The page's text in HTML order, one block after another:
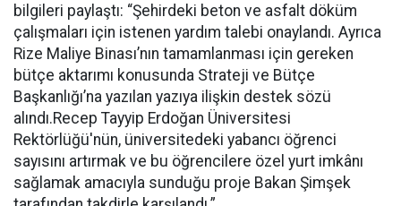
bilgileri paylaştı: “Şehirdeki beton ve asfalt döküm
çalışmaları için istenen yardım talebi onaylandı. Ayrıca
Rize Maliye Binası’nın tamamlanması için gereken
bütçe aktarımı konusunda Strateji ve Bütçe
Başkanlığı’na yazılan yazıya ilişkin destek sözü
alındı.Recep Tayyip Erdoğan Üniversitesi
Rektörlüğü'nün, üniversitedeki yabancı öğrenci
sayısını artırmak ve bu öğrencilere özel yurt imkânı
sağlamak amacıyla sunduğu proje Bakan Şimşek